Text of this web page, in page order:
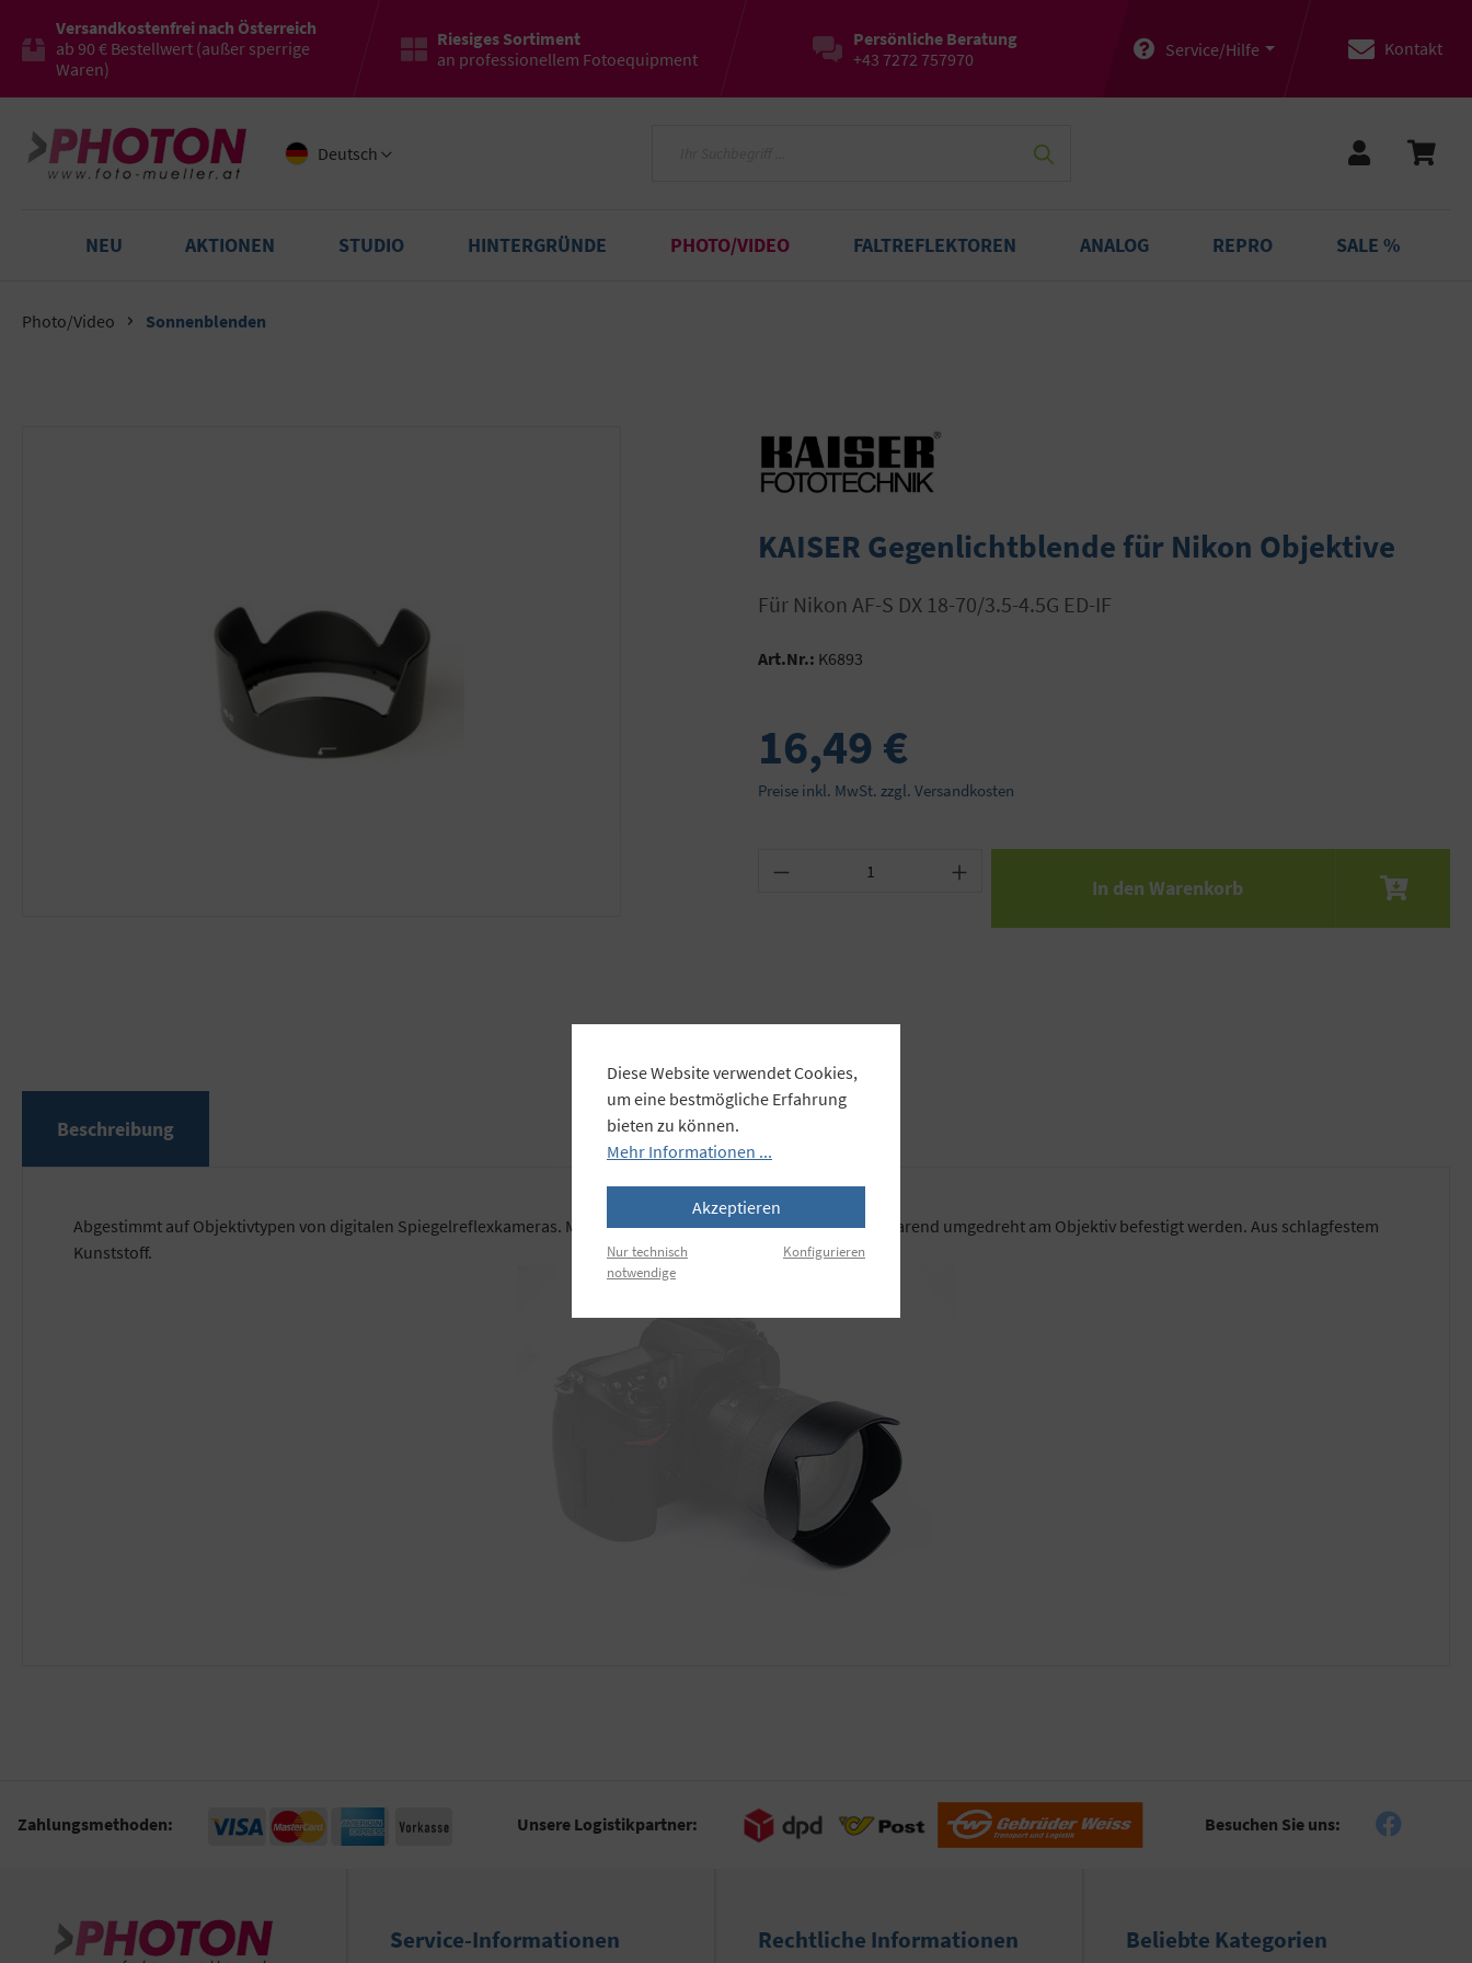
Versandkostenfrei nach Österreich
ab 90 € Bestellwert (außer sperrige
Waren)
Riesiges Sortiment
an professionellem Fotoequipment
Persönliche Beratung
+43 7272 757970
Service/Hilfe Kontakt
Deutsch
NEU AKTIONEN STUDIO HINTERGRÜNDE PHOTO/VIDEO FALTREFLEKTOREN ANALOG REPRO SALE %
Photo/Video Sonnenblenden
KAISER Gegenlichtblende für Nikon Objektive
für Nikon AF-S DX 18-70/3.5-4.5G ED-IF
Art.Nr.: K6893
16,49 €
Preise inkl. MwSt. zzgl. Versandkosten
Produkt Anzahl: Gib den gewünschten Wert ein oder benutze
In den Warenkorb
Beschreibung
Abgestimmt auf Objektivtypen von digitalen Spiegelreflexkameras. Mit Anschluss für Objektiv, kann auch platzsparend umgedreht am Objektiv befestigt werden. Aus schlagfestem
Kunststoff.
Zahlungsmethoden: Unsere Logistikpartner: Besuchen Sie uns:
Service-Informationen Rechtliche Informationen Beliebte Kategorien
Diese Website verwendet Cookies,
um eine bestmögliche Erfahrung
bieten zu können.
Mehr Informationen ...
Akzeptieren
Nur technisch
notwendige
Konfigurieren